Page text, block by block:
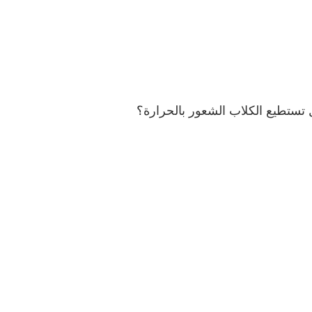
الكلاب الشعور بالحرارة؟